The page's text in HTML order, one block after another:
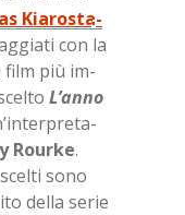
Kia­ro­sta­
con la
film più im­
L’an­no
Rour­ke.
sono
del­la se­rie